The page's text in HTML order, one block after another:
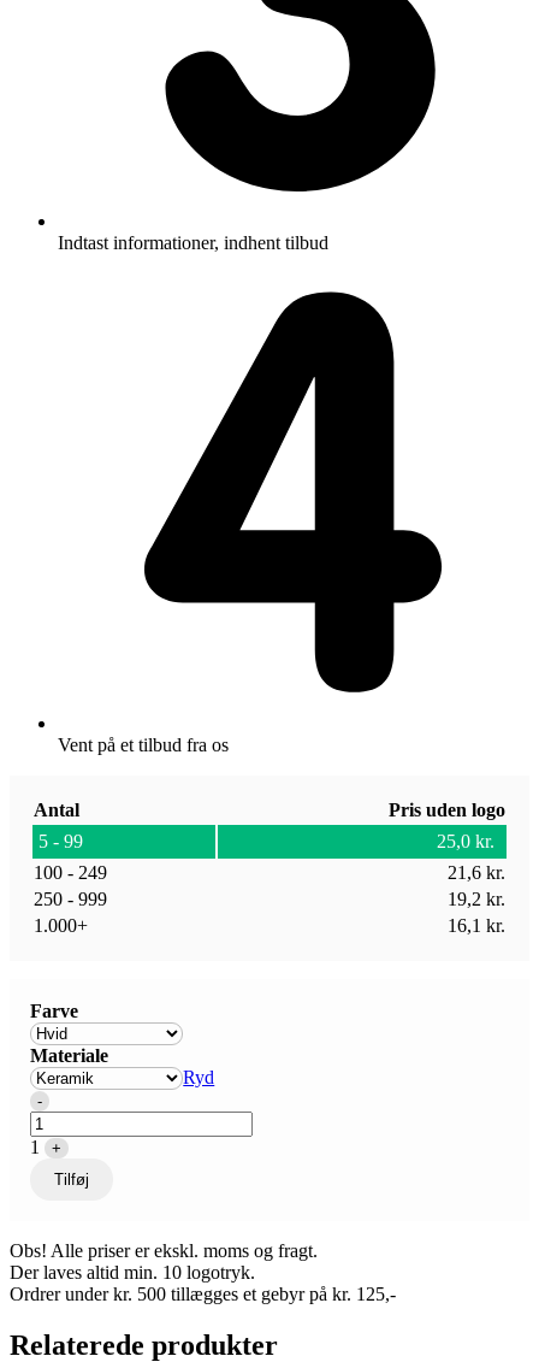
Indtast informationer, indhent tilbud
Vent på et tilbud fra os
Antal
Pris uden logo
5 - 99
25,0 kr.
100 - 249
21,6 kr.
250 - 999
19,2 kr.
1.000+
16,1 kr.
Farve
Materiale
Ryd
Quantity
-
1
+
Tilføj
Obs! Alle priser er ekskl. moms og fragt.
Der laves altid min. 10 logotryk.
Ordrer under kr. 500 tillægges et gebyr på kr. 125,-
Relaterede produkter